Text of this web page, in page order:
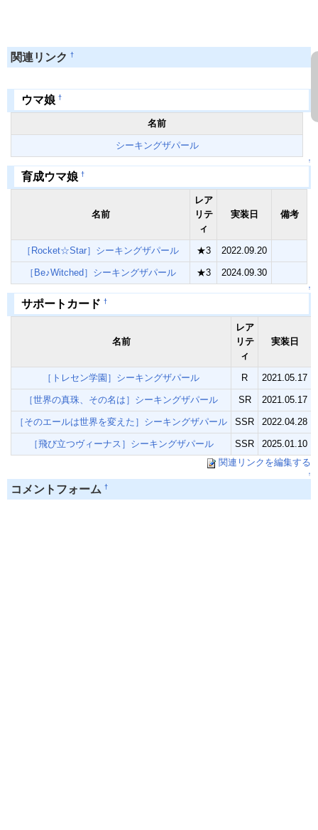
関連リンク †
ウマ娘 †
名前
シーキングザパール
↑
育成ウマ娘 †
名前
レア
リテ
ィ
実装日 備考
［Rocket☆Star］シーキングザパール ★3 2022.09.20
［Be♪Witched］シーキングザパール ★3 2024.09.30
↑
サポートカード †
名前
レア
リテ
ィ
実装日
［トレセン学園］シーキングザパール R 2021.05.17
［世界の真珠、その名は］シーキングザパール SR 2021.05.17
［そのエールは世界を変えた］シーキングザパール SSR 2022.04.28
［飛び立つヴィーナス］シーキングザパール SSR
2025.01.10
関連リンクを編集する
↑
コメントフォーム †